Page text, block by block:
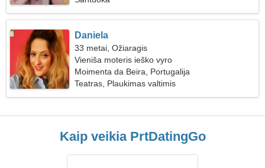
Daniela
33 metai, Ožiaragis
Vieniša moteris ieško vyro
Moimenta da Beira, Portugalija
Teatras, Plaukimas valtimis
Kaip veikia PrtDatingGo